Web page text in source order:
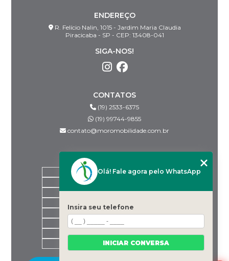
ENDEREÇO
R. Felício Nalin, 1015 - Jardim Maria Claudia
Piracicaba - SP - CEP: 13408-041
SIGA-NOS!
CONTATOS
(19) 2533-6375
(19) 99744-9855
contato@moromobilidade.com.br
HOME
PRODUTOS
DESPACHANTES PARCEIROS
CONTATO
CATEGORIAS
MAPA DO SITE
Olá! Fale agora pelo WhatsApp
Insira seu telefone
INICIAR CONVERSA